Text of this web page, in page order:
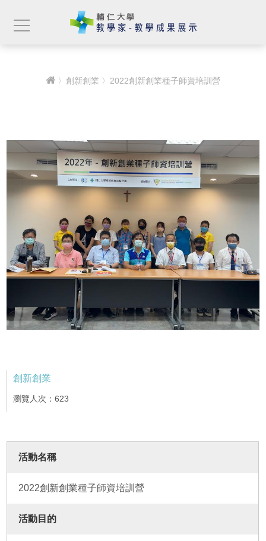
〉 創新創業 〉2022創新創業種子師資培訓營
創新創業
瀏覽人次：623
活動名稱
2022創新創業種子師資培訓營
活動目的